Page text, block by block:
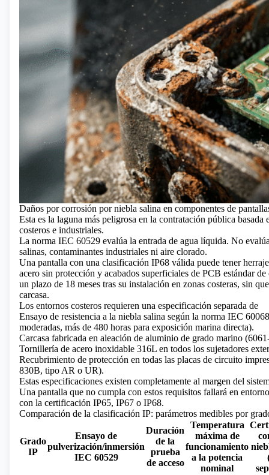
Daños por corrosión por niebla salina en componentes de
Esta es la laguna más peligrosa en la contratación pública
costeros e industriales.
La norma IEC 60529 evalúa la entrada de agua líquida. No
salinas, contaminantes industriales ni aire clorado.
Una pantalla con una clasificación IP68 válida puede tener
acero sin protección y acabados superficiales de PCB estándar
un plazo de 18 meses tras su instalación en zonas costeras, sin
carcasa.
Los entornos costeros requieren una especificación separada de
Ensayo de resistencia a la niebla salina según la norma IEC
moderadas, más de 480 horas para exposición marina directa).
Carcasa fabricada en aleación de aluminio de grado marino
Tornillería de acero inoxidable 316L en todos los sujetadores
Recubrimiento de protección en todas las placas de circuito
830B, tipo AR o UR).
Estas especificaciones existen completamente al margen del
Una pantalla que no cumpla con estos requisitos fallará en
con la certificación IP65, IP67 o IP68.
Comparación de la clasificación IP: parámetros medibles por
Grado
IP
Ensayo de
pulverización/inmersión
IEC 60529
Duración
de la
prueba
de acceso
Temperatura
máxima de
funcionamiento
a la potencia
nominal